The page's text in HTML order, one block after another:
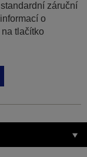
záruční
o
tlačítko